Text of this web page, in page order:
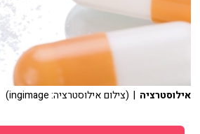
אילוסטרציה | (צילום אילוסטרציה: ingimage)